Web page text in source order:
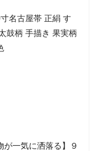
寸名古屋帯 正絹 す
鼓柄 手描き 果実柄
が一気に洒落る】９